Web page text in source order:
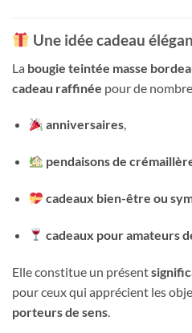
Une idée cadeau
La bougie teintée masse
cadeau raffinée pour de
anniversaires,
pendaisons de
cadeaux bien-être ou
cadeaux pour amateurs
Elle constitue un présent
pour ceux qui apprécient les
porteurs de sens